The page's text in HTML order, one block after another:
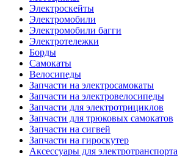
Электроскейты
Электромобили
Электромобили багги
Электротележки
Борды
Самокаты
Велосипеды
Запчасти на электросамокаты
Запчасти на электровелосипеды
Запчасти для электротрициклов
Запчасти для трюковых самокатов
Запчасти на сигвей
Запчасти на гироскутер
Аксессуары для электротранспорта